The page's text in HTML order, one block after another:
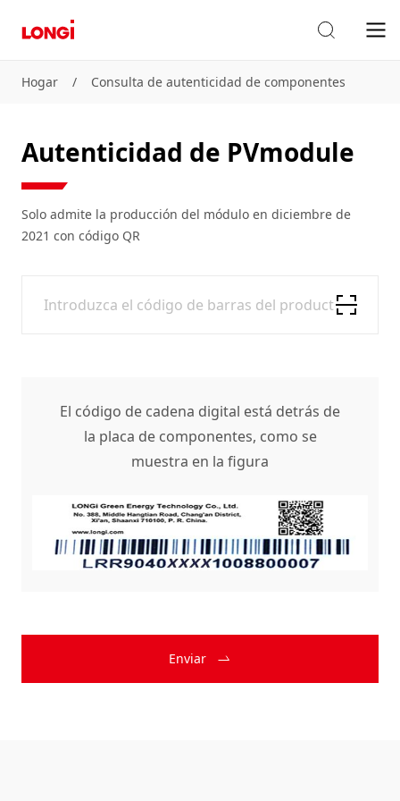
Hogar / Consulta de autenticidad de componentes
Autenticidad de PVmodule
Solo admite la producción del módulo en diciembre de
2021 con código QR
El código de cadena digital está detrás de
la placa de componentes, como se
muestra en la figura
Enviar